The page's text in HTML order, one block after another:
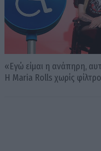
«Εγώ είμαι η ανάπηρη,
Η Maria Rolls χωρίς φίλτρο